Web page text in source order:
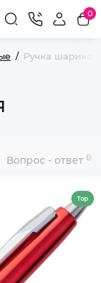
0
Ручка
Вопрос - ответ 0
Top